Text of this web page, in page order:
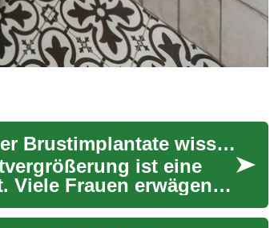
Brustvergrößerung: Was Sie über Brustimplantate wissen sollten
ist eine
Viele Frauen erwägen